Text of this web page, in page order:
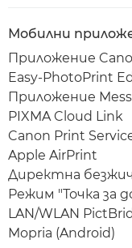
Мобилни
Приложение
Easy-PhotoPrint
Приложение
PIXMA Cloud Link
Canon Print
Apple AirPrint
Директна
Режим "Точка за
LAN/WLAN
Mopria (Android)